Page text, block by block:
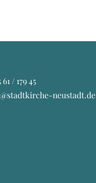
/ 179 45
neustadt.de